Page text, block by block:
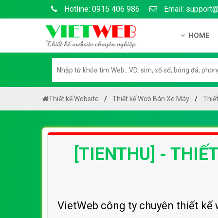
Hotline: 0915 406 986 Email:
HOME
Hướng
Chính
Chính
Thiết kế Website Thiết kế Web Bán Xe Máy
[TIENTHU] -
VietWeb công ty chuyên thiết kế